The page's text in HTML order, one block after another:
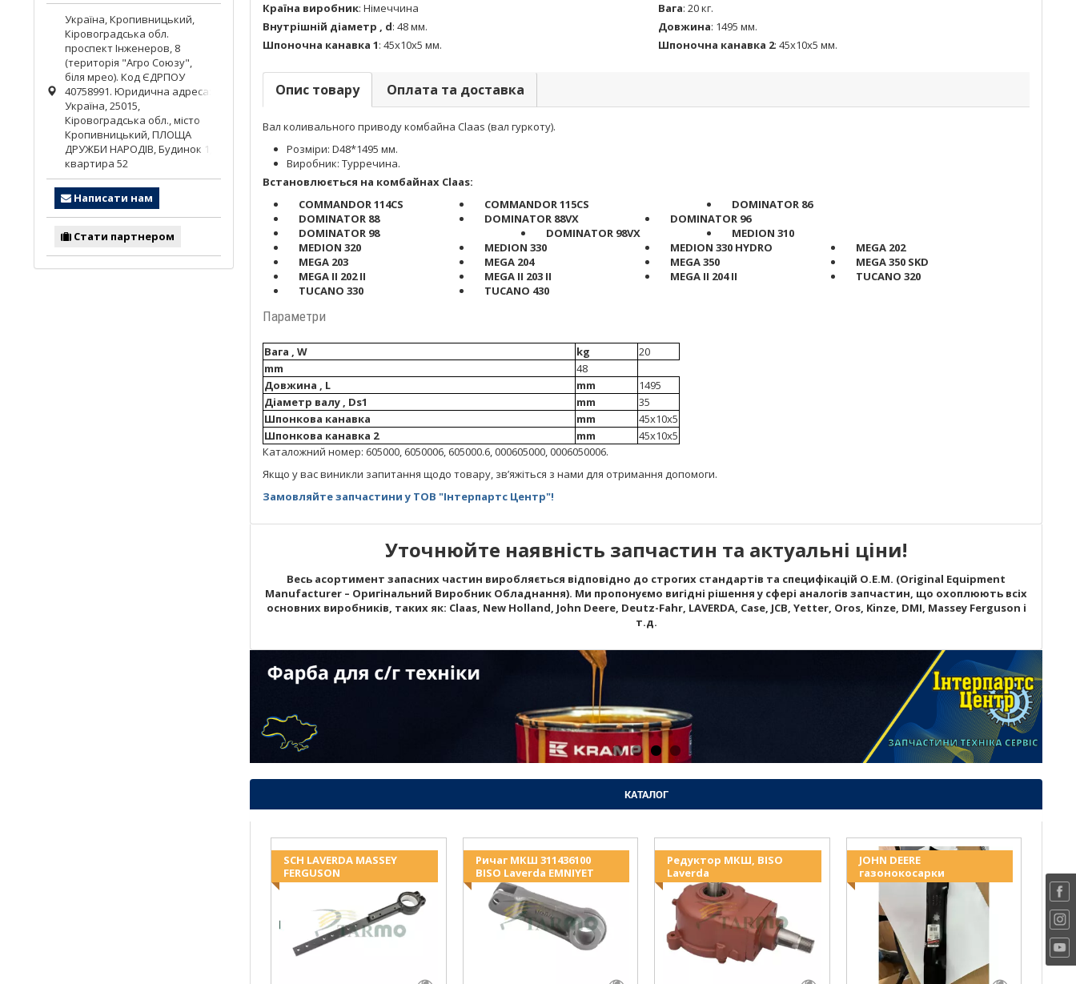
Країна виробник: Німеччина Вага: 20 кг.
Внутрішній діаметр , d: 48 мм. Довжина: 1495 мм.
Шпоночна канавка 1: 45x10x5 мм. Шпоночна канавка 2: 45x10x5 мм.
Опис товару Оплата та доставка
Вал коливального приводу комбайна Claas (вал гуркоту).
Розміри: D48*1495 мм.
Виробник: Турречина.
Встановлюється на комбайнах Claas:
COMMANDOR 114CS
COMMANDOR 115CS
DOMINATOR 86
DOMINATOR 88
DOMINATOR 88VX
DOMINATOR 96
DOMINATOR 98
DOMINATOR 98VX
MEDION 310
MEDION 320
MEDION 330 MEDION 330 HYDRO
MEGA 202
MEGA 203
MEGA 204 MEGA 350
MEGA 350 SKD
MEGA II 202 II
MEGA II 203 II MEGA II 204 II
TUCANO 320
TUCANO 330
TUCANO 430
Параметри
Вага , W kg
20
mm
48
Довжина , L
mm
1495
Діаметр валу , Ds1
mm
35
Шпонкова канавка
mm
45x10x5
Шпонкова канавка 2
mm
45x10x5
Каталожний номер: 605000, 6050006, 605000.6, 000605000, 0006050006.
Якщо у вас виникли запитання щодо товару, зв’яжіться з нами для отримання допомоги.
Замовляйте запчастини у ТОВ "Інтерпартс Центр"!
Уточнюйте наявність запчастин та актуальні ціни!
Весь асортимент запасних частин виробляється відповідно до строгих стандартів та специфікацій O.E.M. (Original Equipment
Manufacturer – Оригінальний Виробник Обладнання). Ми пропонуємо вигідні рішення у сфері аналогів запчастин, що охоплюють всіх
основних виробників, таких як: Claas, New Holland, John Deere, Deutz-Fahr, LAVERDA, Case, JCB, Yetter, Oros, Kinze, DMI, Massey Ferguson і
т.д.
КАТАЛОГ
SCH LAVERDA MASSEY
FERGUSON
Ричаг МКШ 311436100
BISO Laverda EMNIYET
Редуктор МКШ, BISO
Laverda
JOHN DEERE
газонокосарки
Україна, Кропивницький
Кіровоградська обл.
проспект Інженеров, 8
(територія "Агро Союзу",
біля мрео). Код ЄДРПОУ
40758991. Юридична адреса:
Україна, 25015,
Кіровоградська обл., місто
Кропивницький, ПЛОЩА
ДРУЖБИ НАРОДІВ, Будинок 1,
квартира 52
Написати нам
Стати партнером